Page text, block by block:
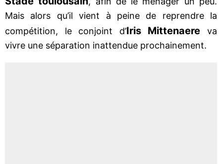
Mais alors qu’il vient à peine de reprendre la
compétition, le conjoint d’Iris Mittenaere va
vivre une séparation inattendue prochainement.